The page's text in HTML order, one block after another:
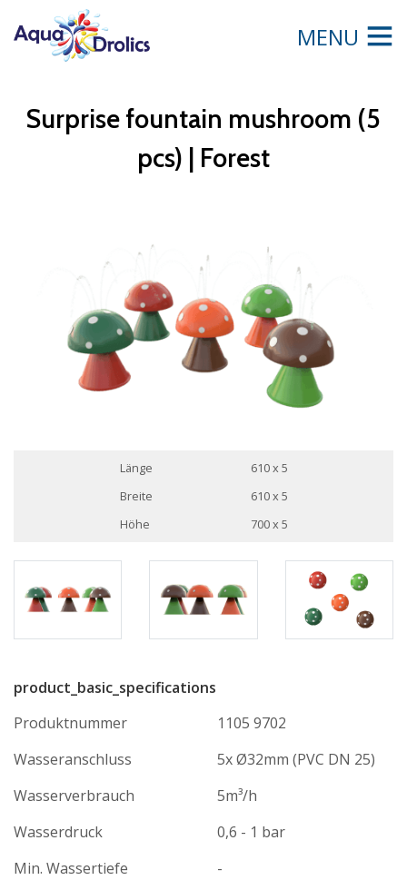
MENU
Surprise fountain mushroom (5
pcs) | Forest
Länge
610 x 5
Breite
610 x 5
Höhe
700 x 5
product_basic_specifications
Produktnummer
1105 9702
Wasseranschluss
5x Ø32mm (PVC DN 25)
Wasserverbrauch
5m³/h
Wasserdruck
0,6 - 1 bar
Min. Wassertiefe
-